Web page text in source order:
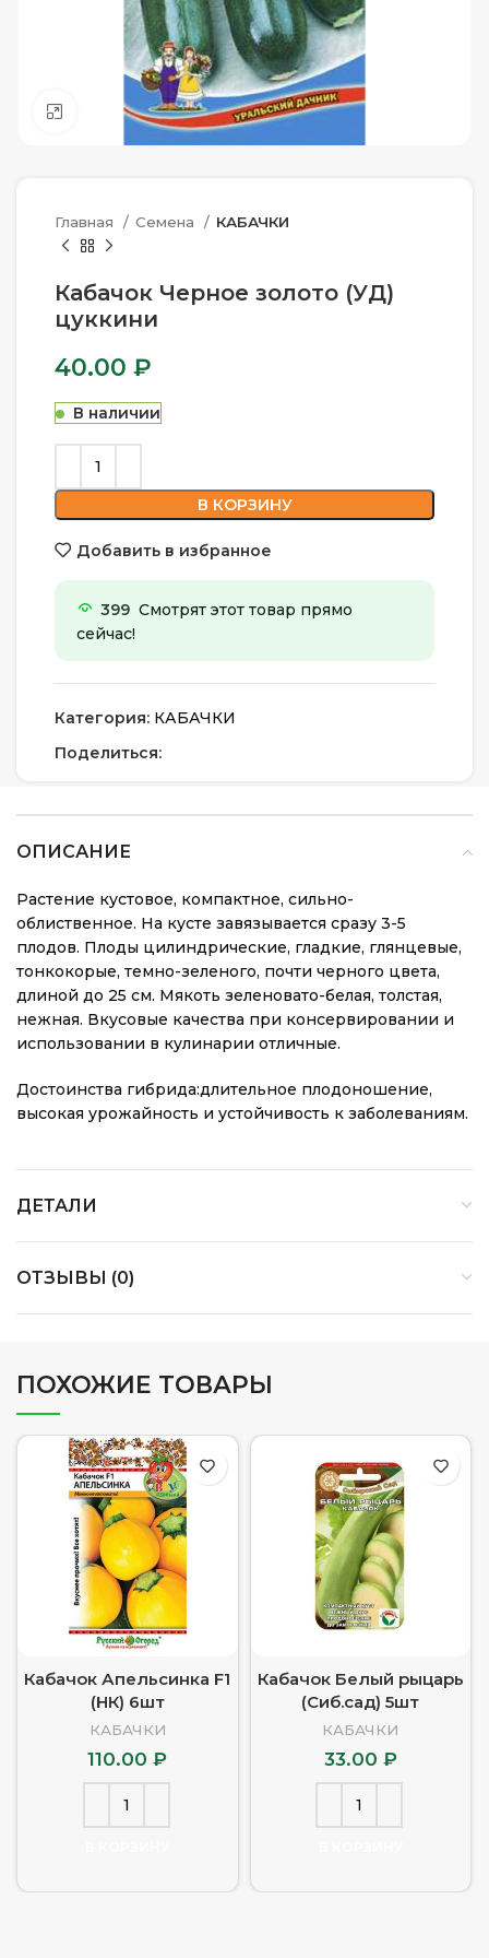
Нажмите, чтобы увеличить
Главная Семена КАБАЧКИ
Кабачок Черное золото (УД)
цуккини
40.00 ₽
В наличии
В КОРЗИНУ
Добавить в избранное
399 Смотрят этот товар прямо
сейчас!
Категория: КАБАЧКИ
Поделиться:
ОПИСАНИЕ
Растение кустовое, компактное, сильно-
облиственное. На кусте завязывается сразу 3-5
плодов. Плоды цилиндрические, гладкие, глянцевые,
тонкокорые, темно-зеленого, почти черного цвета,
длиной до 25 см. Мякоть зеленовато-белая, толстая,
нежная. Вкусовые качества при консервировании и
использовании в кулинарии отличные.
Достоинства гибрида:длительное плодоношение,
высокая урожайность и устойчивость к заболеваниям.
ДЕТАЛИ
ОТЗЫВЫ (0)
ПОХОЖИЕ ТОВАРЫ
Кабачок Апельсинка F1
(НК) 6шт
КАБАЧКИ
110.00₽
Кабачок Белый рыцарь
(Сиб.сад) 5шт
КАБАЧКИ
33.00 ₽